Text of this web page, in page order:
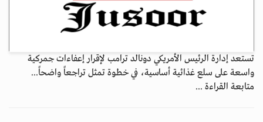
تستعد إدارة الرئيس الأمريكي دونالد ترامب لإقرار إعفاءات جمركية
واسعة على سلع غذائية أساسية، في خطوة تمثل تراجعاً واضحاً...
متابعة القراءة ...